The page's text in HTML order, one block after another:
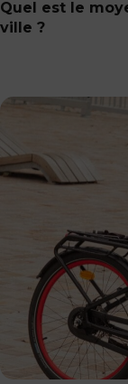
Quel est le
ville ?